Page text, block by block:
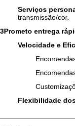
Serviços
transmissão/cor.
3Prometo entrega
Velocidade e
Flexibilidade